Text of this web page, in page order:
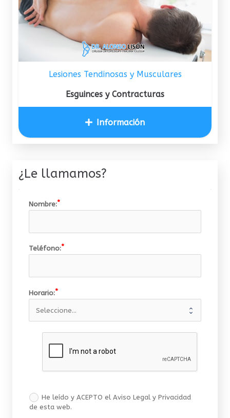
Lesiones Tendinosas y Musculares
Esguinces y Contracturas
Información
¿Le llamamos?
Nombre:
Teléfono:
Horario:
He leído y ACEPTO el Aviso Legal y Privacidad
de esta web.